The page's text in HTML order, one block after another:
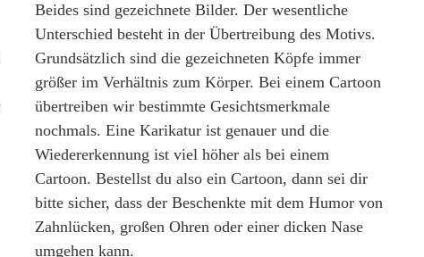
Beides sind gezeichnete Bilder. Der wesentliche
Unterschied besteht in der Übertreibung des Motivs.
Grundsätzlich sind die gezeichneten Köpfe immer
größer im Verhältnis zum Körper. Bei einem Cartoon
übertreiben wir bestimmte Gesichtsmerkmale
nochmals. Eine Karikatur ist genauer und die
Wiedererkennung ist viel höher als bei einem
Cartoon. Bestellst du also ein Cartoon, dann sei dir
bitte sicher, dass der Beschenkte mit dem Humor von
Zahnlücken, großen Ohren oder einer dicken Nase
umgehen kann.